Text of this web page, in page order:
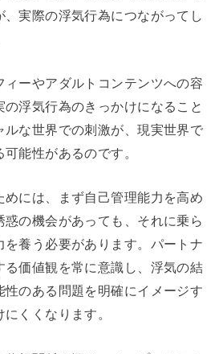
実際の浮気行為につながってし
ィーやアダルトコンテンツへの容
浮気行為のきっかけになること
ルな世界での刺激が、現実世界で
能性があるのです。
めには、まず自己管理能力を高め
惑の機会があっても、それに乗ら
を養う必要があります。パートナ
る価値観を常に意識し、浮気の結
のある問題を明確にイメージす
くくなります。